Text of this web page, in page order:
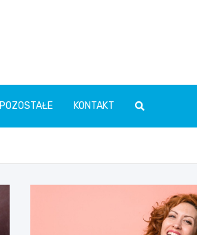
POZOSTAŁE KONTAKT